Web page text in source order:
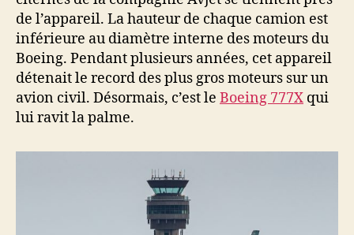
de l’appareil. La hauteur de chaque camion est
inférieure au diamètre interne des moteurs du
Boeing. Pendant plusieurs années, cet appareil
détenait le record des plus gros moteurs sur un
avion civil. Désormais, c’est le Boeing 777X qui
lui ravit la palme.